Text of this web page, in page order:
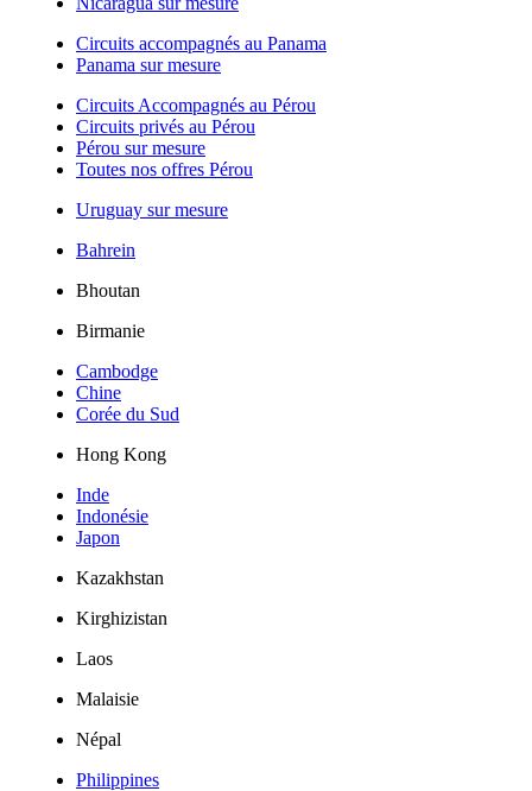
Circuits accompagnés au Panama
Panama sur mesure
Circuits Accompagnés au Pérou
Circuits privés au Pérou
Pérou sur mesure
Toutes nos offres Pérou
Uruguay sur mesure
Bahrein
Bhoutan
Birmanie
Cambodge
Chine
Corée du Sud
Hong Kong
Inde
Indonésie
Japon
Kazakhstan
Kirghizistan
Laos
Malaisie
Népal
Philippines